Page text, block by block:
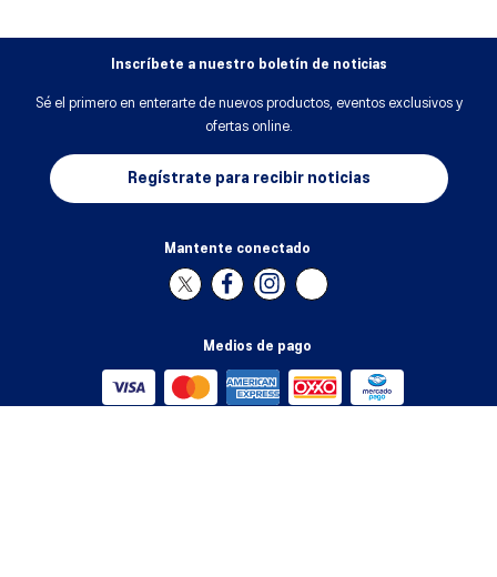
Inscríbete a nuestro boletín de noticias
Sé el primero en enterarte de nuevos productos, eventos exclusivos y
ofertas online.
Regístrate para recibir noticias
Mantente conectado
Medios de pago